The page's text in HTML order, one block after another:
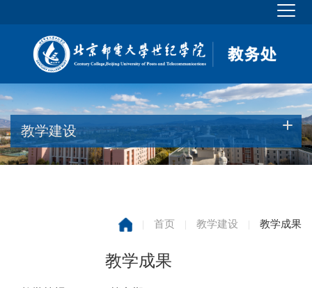
教学建设
| 首页 | 教学建设 | 教学成果
教学成果